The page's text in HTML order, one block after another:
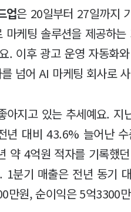
업은 20일부터 27일까지
마케팅 솔루션을 제공하
. 이후 광고 운영 자동화
넘어 AI 마케팅 회사로
아지고 있는 추세예요.
년 대비 43.6% 늘어난
약 4억원 적자를 기록했
1분기 매출은 전년 동기
만원, 순이익은 5억3300